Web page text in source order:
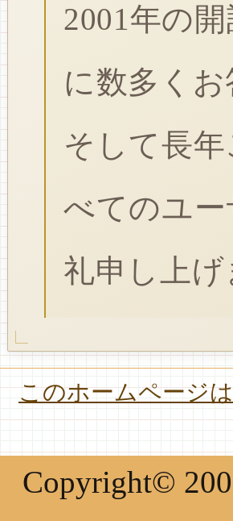
2001年の
に数多く
そして長
べてのユ
礼申し上げ
このホームページ
Copyright©